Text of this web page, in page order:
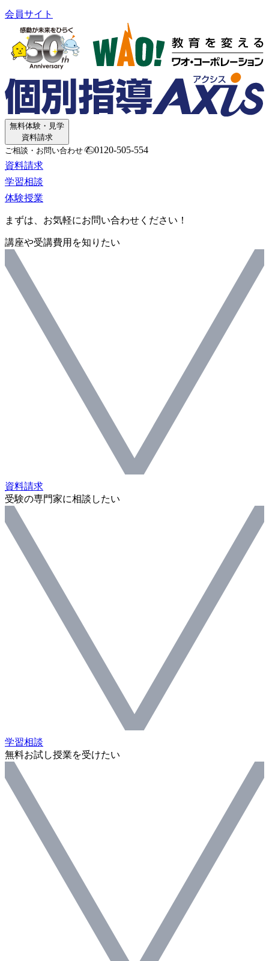
会員サイト
無料体験・見学
資料請求
ご相談・お問い合わせ
0120-505-554
資料請求
学習相談
体験授業
まずは、お気軽にお問い合わせください！
講座や受講費用を知りたい
資料請求
受験の専門家に相談したい
学習相談
無料お試し授業を受けたい